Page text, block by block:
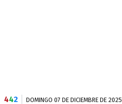
442 DOMINGO 07 DE DICIEMBRE DE 2025